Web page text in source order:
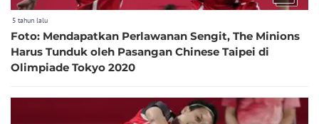
5 tahun lalu
Foto: Mendapatkan Perlawanan Sengit, The Minions
Harus Tunduk oleh Pasangan Chinese Taipei di
Olimpiade Tokyo 2020